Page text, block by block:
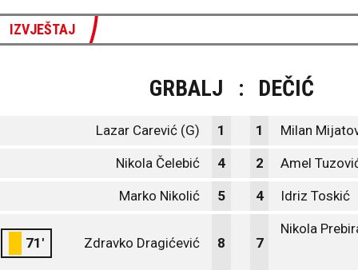
IZVJEŠTAJ
GRBALJ : DEČIĆ
Lazar Carević (G) 1 1 Milan
Nikola Čelebić 4 2 Amel
Marko Nikolić 5 4 Idriz Toskić
71' Zdravko Dragićević 8 7
Nikola